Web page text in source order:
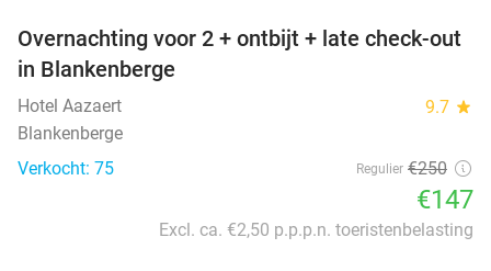
Overnachting voor 2 + ontbijt + late check-out
in Blankenberge
Hotel Aazaert 9.7 star
Blankenberge
Verkocht: 75
Regulier €250
€147
Excl. ca. €2,50 p.p.p.n. toeristenbelasting